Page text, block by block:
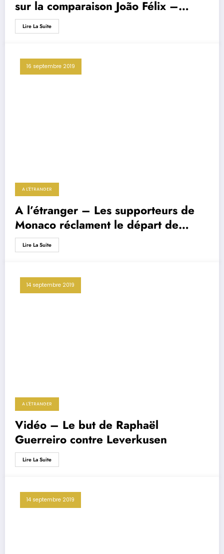
sur la comparaison João Félix –
Cristiano Ronaldo
Lire La Suite
16 septembre 2019
A L'ÉTRANGER
A l’étranger – Les supporteurs de
Monaco réclament le départ de
Jardim
Lire La Suite
14 septembre 2019
A L'ÉTRANGER
Vidéo – Le but de Raphaël
Guerreiro contre Leverkusen
Lire La Suite
14 septembre 2019